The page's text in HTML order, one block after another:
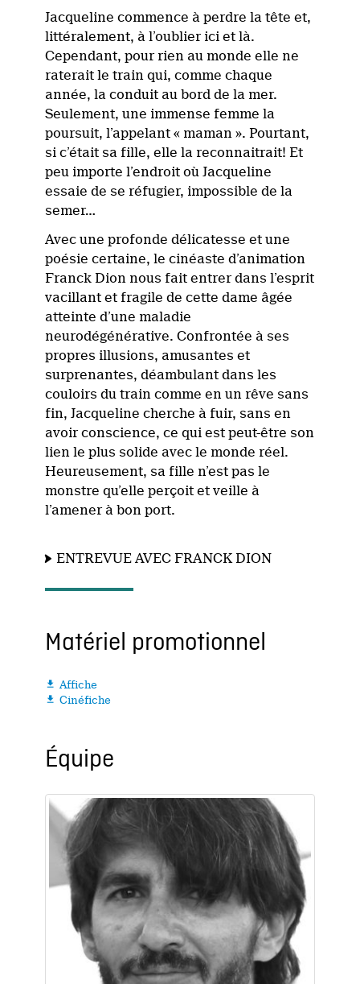
Jacqueline commence à perdre la tête et,
littéralement, à l’oublier ici et là.
Cependant, pour rien au monde elle ne
raterait le train qui, comme chaque
année, la conduit au bord de la mer.
Seulement, une immense femme la
poursuit, l’appelant « maman ». Pourtant,
si c’était sa fille, elle la reconnaitrait! Et
peu importe l’endroit où Jacqueline
essaie de se réfugier, impossible de la
semer…
Avec une profonde délicatesse et une
poésie certaine, le cinéaste d’animation
Franck Dion nous fait entrer dans l’esprit
vacillant et fragile de cette dame âgée
atteinte d’une maladie
neurodégénérative. Confrontée à ses
propres illusions, amusantes et
surprenantes, déambulant dans les
couloirs du train comme en un rêve sans
fin, Jacqueline cherche à fuir, sans en
avoir conscience, ce qui est peut-être son
lien le plus solide avec le monde réel.
Heureusement, sa fille n’est pas le
monstre qu’elle perçoit et veille à
l’amener à bon port.
ENTREVUE AVEC FRANCK DION
Matériel promotionnel
 Affiche
 Cinéfiche
Équipe